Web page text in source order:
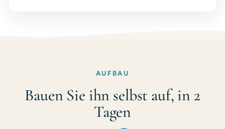
AUFBAU
Bauen Sie ihn selbst auf, in 2
Tagen